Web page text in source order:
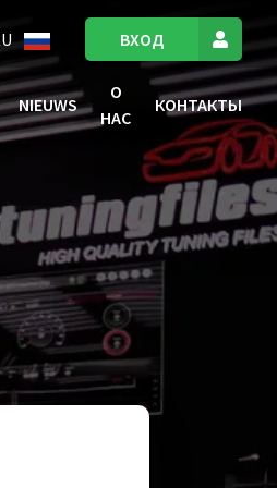
ВХОД
NIEUWS
О
НАС
КОНТАКТЫ
(4x4). Это
и